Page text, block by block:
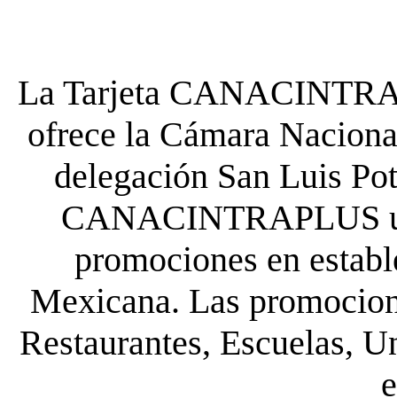
La Tarjeta
ofrece la Cámara
delegación San Luis
CANACINTRAPLUS
promociones en
Mexicana. Las
Restaurantes, Escuelas,